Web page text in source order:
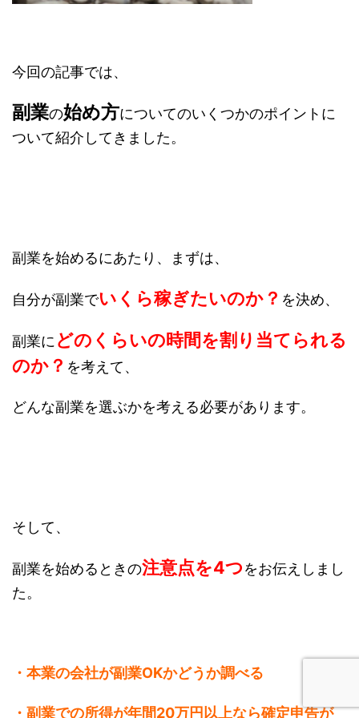
今回の記事では、
副業の始め方についてのいくつかのポイントに
ついて紹介してきました。
副業を始めるにあたり、まずは、
自分が副業でいくら稼ぎたいのか？ を決め、
副業に どのくらいの時間を割り当てられる
のか？ を考えて、
どんな副業を選ぶかを考える必要があります。
そして、
副業を始めるときの注意点を4つをお伝えしまし
た。
・本業の会社が副業OKかどうか調べる
・副業での所得が年間20万円以上なら確定申告が